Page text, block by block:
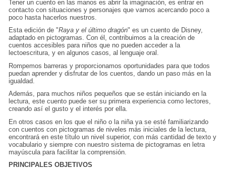
Tener un cuento en las manos es abrir la imaginación, es entrar en
contacto con situaciones y personajes que vamos acercando poco a
poco hasta hacerlos nuestros.
Esta edición de "Raya y el último dragón" es un cuento de Disney,
adaptado en pictogramas. Con él, contribuimos a la creación de
cuentos accesibles para niños que no pueden acceder a la
lectoescritura, y en algunos casos, al lenguaje oral.
Rompemos barreras y proporcionamos oportunidades para que todos
puedan aprender y disfrutar de los cuentos, dando un paso más en la
igualdad.
Además, para muchos niños pequeños que se están iniciando en la
lectura, este cuento puede ser su primera experiencia como lectores,
creando así el gusto y el interés por ella.
En otros casos en los que el niño o la niña ya se esté familiarizando
con cuentos con pictogramas de niveles más iniciales de la lectura,
encontrará en este título un nivel superior, con más cantidad de texto y
vocabulario y siempre con nuestro sistema de pictogramas en letra
mayúscula para facilitar la comprensión.
PRINCIPALES OBJETIVOS